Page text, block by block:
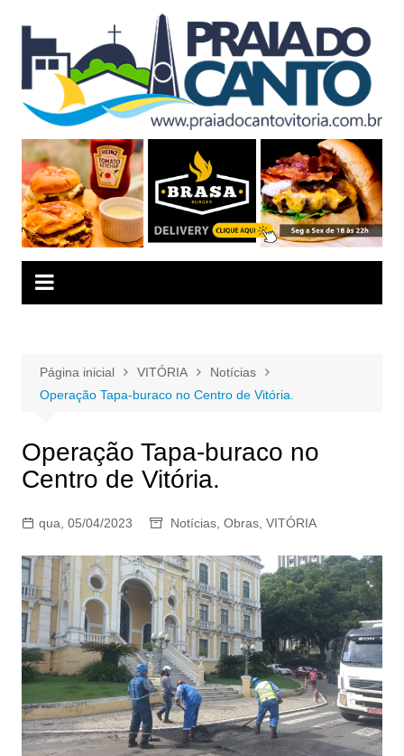
conteúdo
Página inicial VITÓRIA
Notícias
Operação Tapa-buraco no Centro de Vitória.
Operação Tapa-buraco no
Centro de Vitória.
qua, 05/04/2023 Notícias, Obras, VITÓRIA